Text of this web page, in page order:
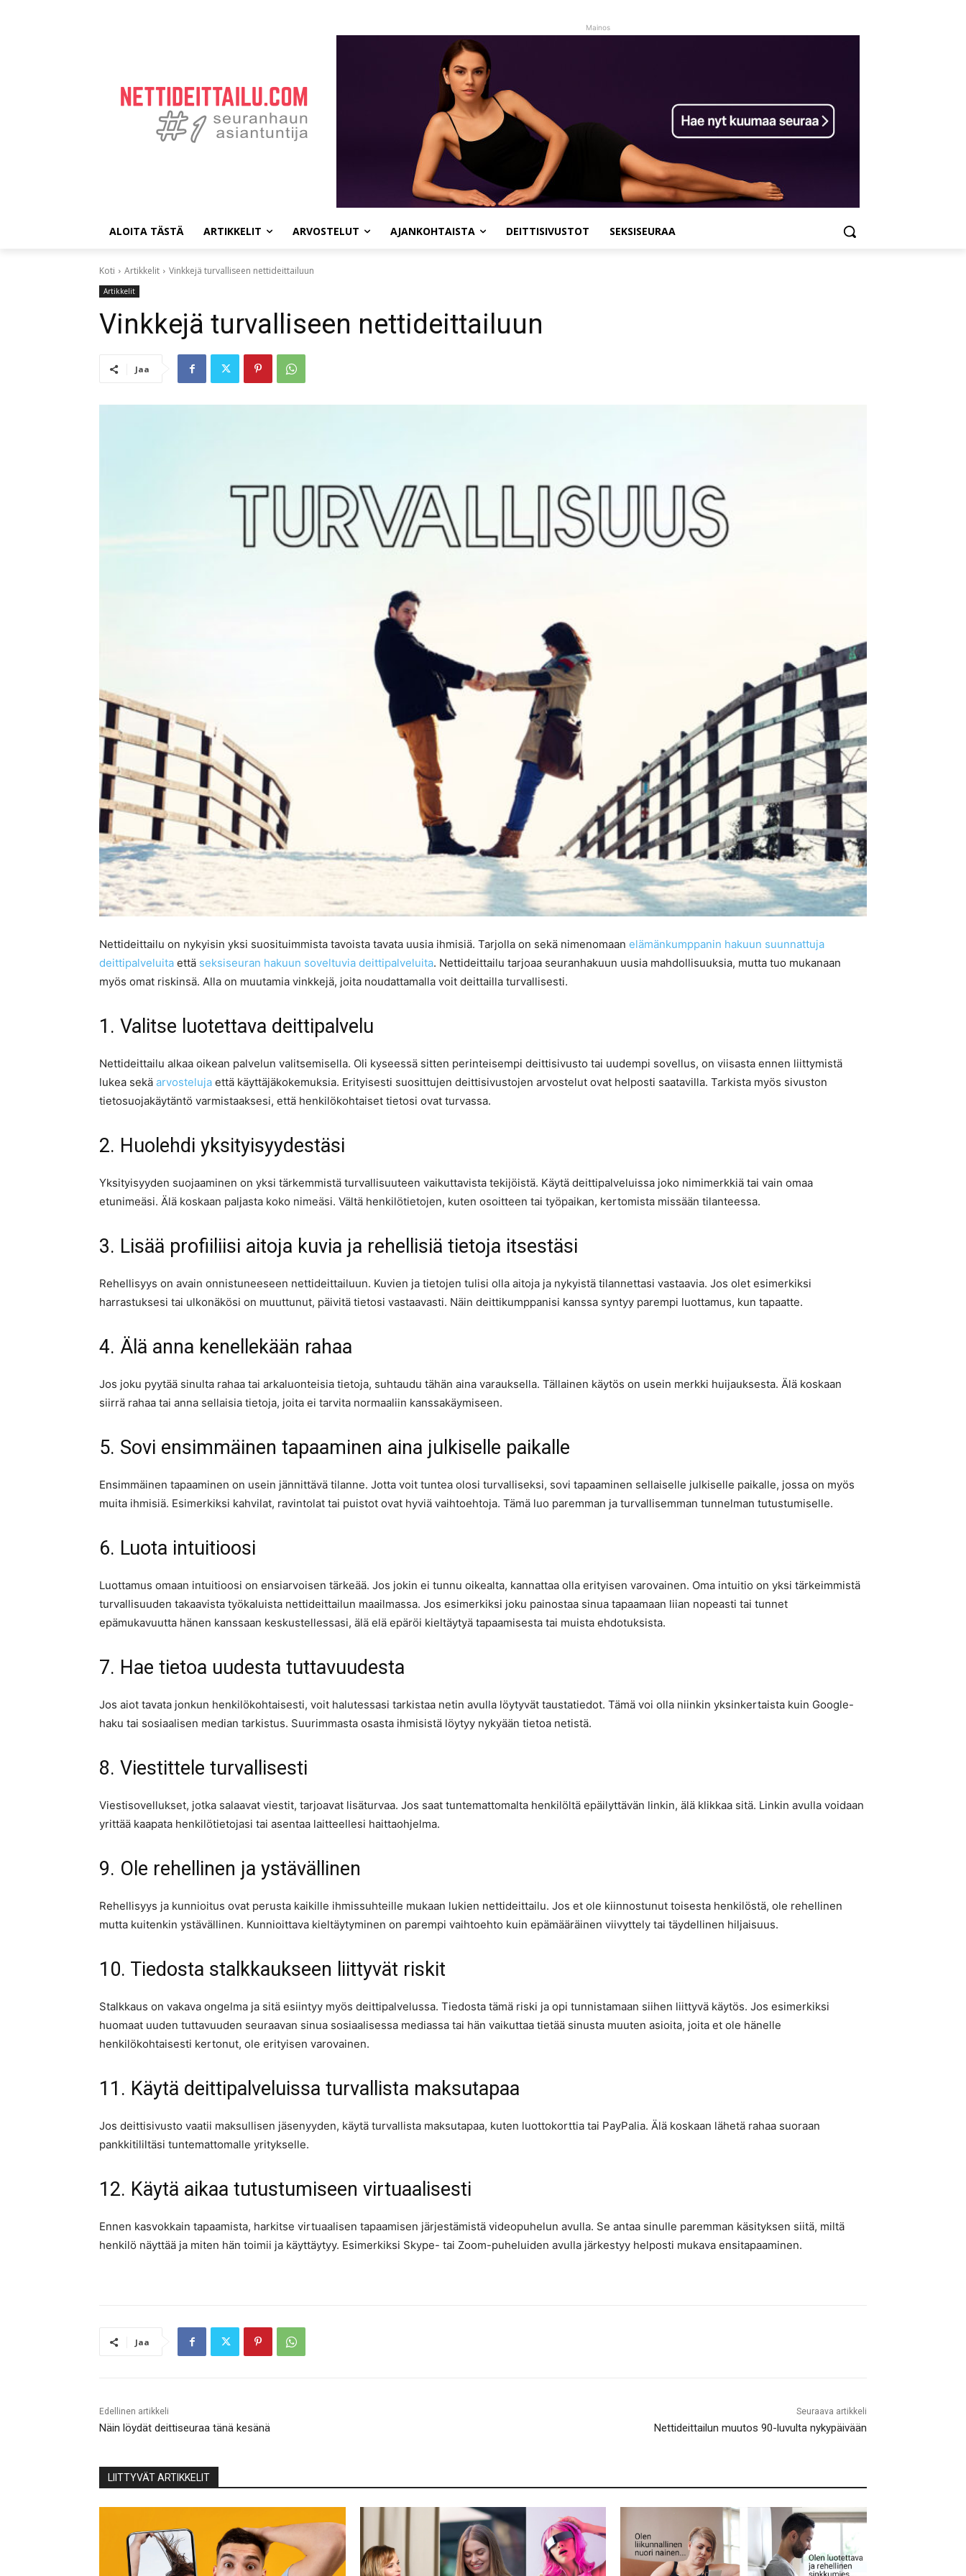
Mainos
ALOITA TÄSTÄ ARTIKKELIT ARVOSTELUT AJANKOHTAISTA DEITTISIVUSTOT SEKSISEURAA
Koti Artikkelit Vinkkejä turvalliseen nettideittailuun
Artikkelit
Vinkkejä turvalliseen nettideittailuun
Jaa
Nettideittailu on nykyisin yksi suosituimmista tavoista tavata uusia ihmisiä. Tarjolla on sekä nimenomaan elämänkumppanin hakuun suunnattuja
deittipalveluita että seksiseuran hakuun soveltuvia deittipalveluita. Nettideittailu tarjoaa seuranhakuun uusia mahdollisuuksia, mutta tuo mukanaan
myös omat riskinsä. Alla on muutamia vinkkejä, joita noudattamalla voit deittailla turvallisesti.
1. Valitse luotettava deittipalvelu
Nettideittailu alkaa oikean palvelun valitsemisella. Oli kyseessä sitten perinteisempi deittisivusto tai uudempi sovellus, on viisasta ennen liittymistä
lukea sekä arvosteluja että käyttäjäkokemuksia. Erityisesti suosittujen deittisivustojen arvostelut ovat helposti saatavilla. Tarkista myös sivuston
tietosuojakäytäntö varmistaaksesi, että henkilökohtaiset tietosi ovat turvassa.
2. Huolehdi yksityisyydestäsi
Yksityisyyden suojaaminen on yksi tärkemmistä turvallisuuteen vaikuttavista tekijöistä. Käytä deittipalveluissa joko nimimerkkiä tai vain omaa
etunimeäsi. Älä koskaan paljasta koko nimeäsi. Vältä henkilötietojen, kuten osoitteen tai työpaikan, kertomista missään tilanteessa.
3. Lisää profiiliisi aitoja kuvia ja rehellisiä tietoja itsestäsi
Rehellisyys on avain onnistuneeseen nettideittailuun. Kuvien ja tietojen tulisi olla aitoja ja nykyistä tilannettasi vastaavia. Jos olet esimerkiksi
harrastuksesi tai ulkonäkösi on muuttunut, päivitä tietosi vastaavasti. Näin deittikumppanisi kanssa syntyy parempi luottamus, kun tapaatte.
4. Älä anna kenellekään rahaa
Jos joku pyytää sinulta rahaa tai arkaluonteisia tietoja, suhtaudu tähän aina varauksella. Tällainen käytös on usein merkki huijauksesta. Älä koskaan
siirrä rahaa tai anna sellaisia tietoja, joita ei tarvita normaaliin kanssakäymiseen.
5. Sovi ensimmäinen tapaaminen aina julkiselle paikalle
Ensimmäinen tapaaminen on usein jännittävä tilanne. Jotta voit tuntea olosi turvalliseksi, sovi tapaaminen sellaiselle julkiselle paikalle, jossa on myös
muita ihmisiä. Esimerkiksi kahvilat, ravintolat tai puistot ovat hyviä vaihtoehtoja. Tämä luo paremman ja turvallisemman tunnelman tutustumiselle.
6. Luota intuitioosi
Luottamus omaan intuitioosi on ensiarvoisen tärkeää. Jos jokin ei tunnu oikealta, kannattaa olla erityisen varovainen. Oma intuitio on yksi tärkeimmistä
turvallisuuden takaavista työkaluista nettideittailun maailmassa. Jos esimerkiksi joku painostaa sinua tapaamaan liian nopeasti tai tunnet
epämukavuutta hänen kanssaan keskustellessasi, älä elä epäröi kieltäytyä tapaamisesta tai muista ehdotuksista.
7. Hae tietoa uudesta tuttavuudesta
Jos aiot tavata jonkun henkilökohtaisesti, voit halutessasi tarkistaa netin avulla löytyvät taustatiedot. Tämä voi olla niinkin yksinkertaista kuin Google-
haku tai sosiaalisen median tarkistus. Suurimmasta osasta ihmisistä löytyy nykyään tietoa netistä.
8. Viestittele turvallisesti
Viestisovellukset, jotka salaavat viestit, tarjoavat lisäturvaa. Jos saat tuntemattomalta henkilöltä epäilyttävän linkin, älä klikkaa sitä. Linkin avulla voidaan
yrittää kaapata henkilötietojasi tai asentaa laitteellesi haittaohjelma.
9. Ole rehellinen ja ystävällinen
Rehellisyys ja kunnioitus ovat perusta kaikille ihmissuhteille mukaan lukien nettideittailu. Jos et ole kiinnostunut toisesta henkilöstä, ole rehellinen
mutta kuitenkin ystävällinen. Kunnioittava kieltäytyminen on parempi vaihtoehto kuin epämääräinen viivyttely tai täydellinen hiljaisuus.
10. Tiedosta stalkkaukseen liittyvät riskit
Stalkkaus on vakava ongelma ja sitä esiintyy myös deittipalvelussa. Tiedosta tämä riski ja opi tunnistamaan siihen liittyvä käytös. Jos esimerkiksi
huomaat uuden tuttavuuden seuraavan sinua sosiaalisessa mediassa tai hän vaikuttaa tietää sinusta muuten asioita, joita et ole hänelle
henkilökohtaisesti kertonut, ole erityisen varovainen.
11. Käytä deittipalveluissa turvallista maksutapaa
Jos deittisivusto vaatii maksullisen jäsenyyden, käytä turvallista maksutapaa, kuten luottokorttia tai PayPalia. Älä koskaan lähetä rahaa suoraan
pankkitililtäsi tuntemattomalle yritykselle.
12. Käytä aikaa tutustumiseen virtuaalisesti
Ennen kasvokkain tapaamista, harkitse virtuaalisen tapaamisen järjestämistä videopuhelun avulla. Se antaa sinulle paremman käsityksen siitä, miltä
henkilö näyttää ja miten hän toimii ja käyttäytyy. Esimerkiksi Skype- tai Zoom-puheluiden avulla järkestyy helposti mukava ensitapaaminen.
Jaa
Edellinen artikkeli
Näin löydät deittiseuraa tänä kesänä
Seuraava artikkeli
Nettideittailun muutos 90-luvulta nykypäivään
LIITTYVÄT ARTIKKELIT